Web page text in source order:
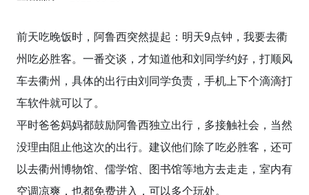
前天吃晚饭时，阿鲁西突然提起：明天9点钟，我要去衢
州吃必胜客。一番交谈，才知道他和刘同学约好，打顺风
车去衢州，具体的出行由刘同学负责，手机上下个滴滴打
车软件就可以了。
平时爸爸妈妈都鼓励阿鲁西独立出行，多接触社会，当然
没理由阻止他这次的出行。建议他们除了吃必胜客，还可
以去衢州博物馆、儒学馆、图书馆等地方去走走，室内有
空调凉爽，也都免费进入，可以多个玩处。